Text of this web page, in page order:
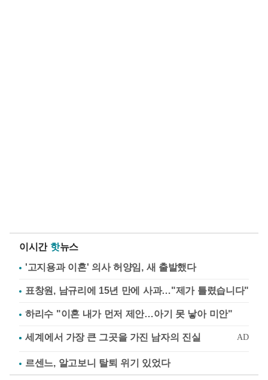
이시간 핫뉴스
'고지용과 이혼' 의사 허양임, 새 출발했다
표창원, 남규리에 15년 만에 사과…"제가 틀렸습니다"
하리수 "이혼 내가 먼저 제안…아기 못 낳아 미안"
르센느, 알고보니 탈퇴 위기 있었다